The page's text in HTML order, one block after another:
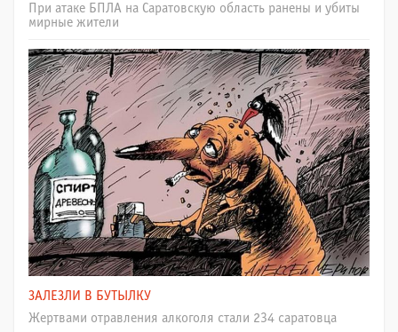
При атаке БПЛА на Саратовскую область ранены и убиты
мирные жители
ЗАЛЕЗЛИ В БУТЫЛКУ
Жертвами отравления алкоголя стали 234 саратовца